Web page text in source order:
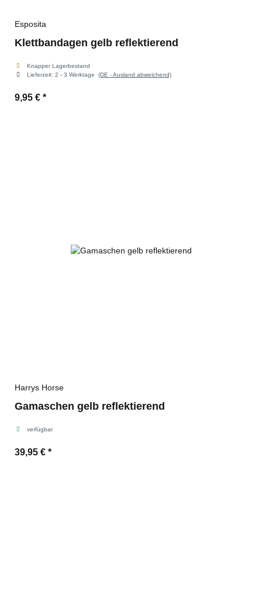
Esposita
Klettbandagen gelb reflektierend
Knapper Lagerbestand
Lieferzeit: 2 - 3 Werktage (DE - Ausland abweichend)
9,95 € *
Harrys Horse
Gamaschen gelb reflektierend
verfügbar
39,95 € *